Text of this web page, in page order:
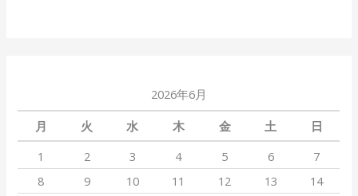
2026年6月
月
火 水 木 金 土
日
1
2 3 4 5 6
7
8
9 10 11 12 13
14